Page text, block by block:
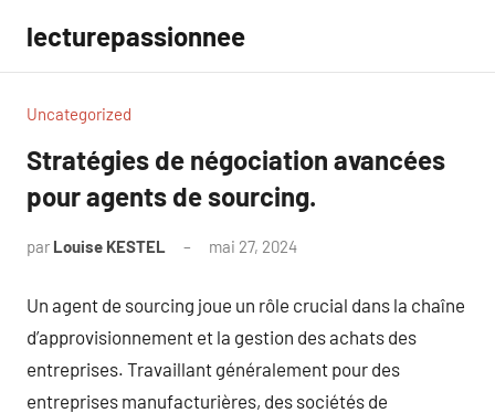
contenu
lecturepassionnee
Uncategorized
Stratégies de négociation avancées
pour agents de sourcing.
par Louise KESTEL mai 27, 2024
Un agent de sourcing joue un rôle crucial dans la chaîne
d’approvisionnement et la gestion des achats des
entreprises. Travaillant généralement pour des
entreprises manufacturières, des sociétés de